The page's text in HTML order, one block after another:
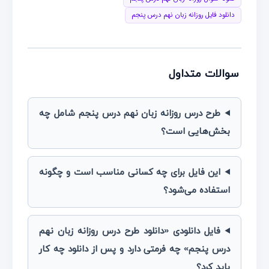
دانلود فایل روزانه زبان نهم درس پنجم
سوالات متداول
طرح درس روزانه زبان نهم درس پنجم شامل چه
بخش‌هایی است؟
این فایل برای چه کسانی مناسب است و چگونه
استفاده می‌شود؟
فایل دانلودی «دانلود طرح درس روزانه زبان نهم
درس پنجم» چه فرمتی دارد و پس از دانلود چه کار